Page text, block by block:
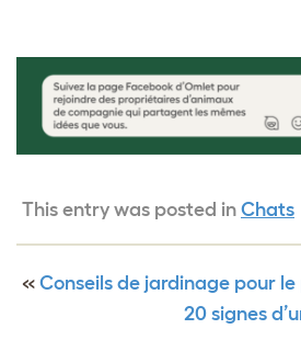
This entry was posted in Chats
« Conseils de jardinage pour
20 signes